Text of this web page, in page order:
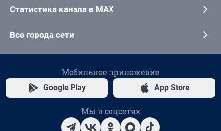
Статистика канала в MAX
Все города сети
Мобильное приложение
Google Play App Store
Мы в соцсетях